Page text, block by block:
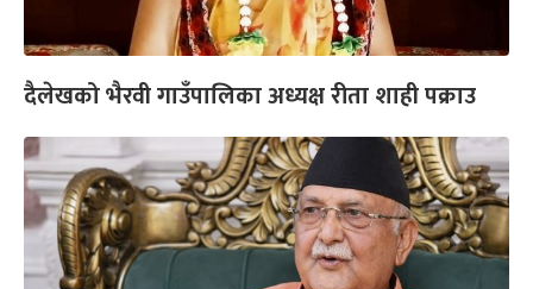
दैलेखको भैरवी गाउँपालिका अध्यक्ष रीता शाही पक्राउ